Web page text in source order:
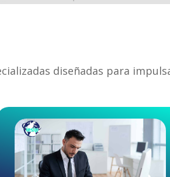
1 1 0
diseñadas para